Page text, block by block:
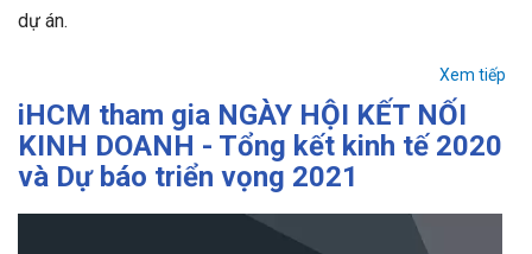
dự án.
Xem tiếp
iHCM tham gia NGÀY HỘI KẾT NỐI
KINH DOANH - Tổng kết kinh tế 2020
và Dự báo triển vọng 2021